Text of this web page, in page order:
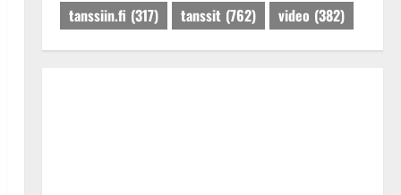
tanssiin.fi (317) tanssit (762) video (382)